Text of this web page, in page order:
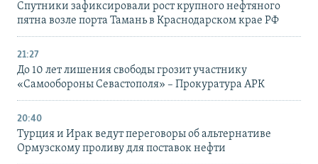
Спутники зафиксировали рост крупного нефтяного
пятна возле порта Тамань в Краснодарском крае РФ
21:27
До 10 лет лишения свободы грозит участнику
«Самообороны Севастополя» – Прокуратура АРК
20:40
Турция и Ирак ведут переговоры об альтернативе
Ормузскому проливу для поставок нефти